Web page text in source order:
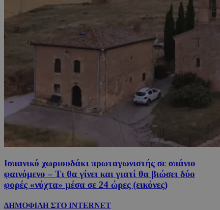
Ισπανικό χωριουδάκι πρωταγωνιστής σε σπάνιο
φαινόμενο – Τι θα γίνει και γιατί θα βιώσει δύο
φορές «νύχτα» μέσα σε 24 ώρες (εικόνες)
ΔΗΜΟΦΙΛΗ ΣΤΟ INTERNET